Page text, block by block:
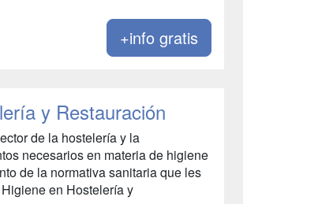
+info gratis
y Restauración
de la hostelería y la
necesarios en materia de higiene
de la normativa sanitaria que les
en Hostelería y